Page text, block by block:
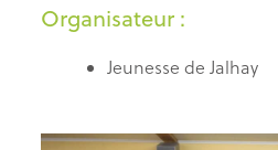
Organisateur :
Jeunesse de Jalhay